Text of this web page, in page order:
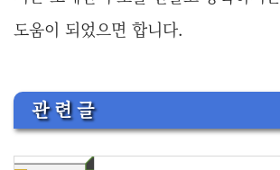
도움이 되었으면 합니다.
관 련 글